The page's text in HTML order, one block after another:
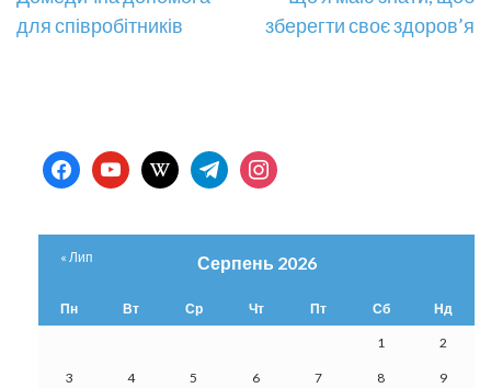
записів
для співробітників
зберегти своє здоров’я
facebookyoutubewikipediatelegraminstagram
Серпень 2026
Пн Вт Ср Чт Пт Сб Нд
1 2
3 4 5 6 7 8 9
« Лип